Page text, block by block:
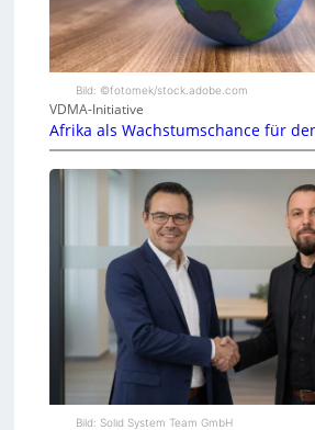
Bild: ©fotomek/stock.adobe.com
VDMA-Initiative
Afrika als Wachstumschance für
Bild: Solid System Team GmbH